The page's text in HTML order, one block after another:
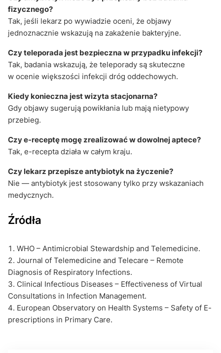
fizycznego?
Tak, jeśli lekarz po wywiadzie oceni, że objawy
jednoznacznie wskazują na zakażenie bakteryjne.
Czy teleporada jest bezpieczna w przypadku infekcji?
Tak, badania wskazują, że teleporady są skuteczne
w ocenie większości infekcji dróg oddechowych.
Kiedy konieczna jest wizyta stacjonarna?
Gdy objawy sugerują powikłania lub mają nietypowy
przebieg.
Czy e-receptę mogę zrealizować w dowolnej aptece?
Tak, e-recepta działa w całym kraju.
Czy lekarz przepisze antybiotyk na życzenie?
Nie — antybiotyk jest stosowany tylko przy wskazaniach
medycznych.
Źródła
WHO – Antimicrobial Stewardship and Telemedicine.
Journal of Telemedicine and Telecare – Remote
Diagnosis of Respiratory Infections.
Clinical Infectious Diseases – Effectiveness of Virtual
Consultations in Infection Management.
European Observatory on Health Systems – Safety of E-
prescriptions in Primary Care.